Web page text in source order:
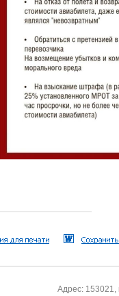
Адрес: 153021,